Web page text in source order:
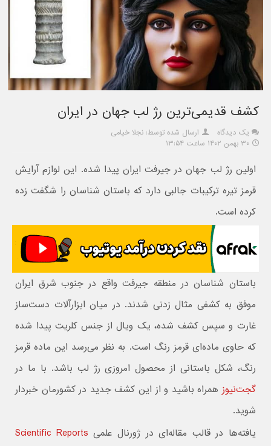
کشف قدیمی‌ترین رژ لب جهان در ایران
یک دیدگاه
ارسال شده توسط: نجلا خیامی
۳۰ بهمن ۱۴۰۲ ساعت ۱۳:۵۴
اولین رژ لب جهان در جیرفت ایران پیدا شده. این لوازم آرایش
قرمز تیره ترکیبات جالبی دارد که باستان شناسان را شگفت زده
کرده است.
باستان شناسان در منطقه جیرفت واقع در جنوب شرق ایران
موفق به کشفی مثال زدنی شدند. در میان ابزارآلات دست‌ساز
غارت و سپس کشف شده، یک ویال از جنس کلریت پیدا شده
که حاوی ماده‌ای قرمز رنگ است. به نظر می‌رسد این ماده قرمز
رنگ، شکل باستانی از محصول امروزی رژ لب باشد. با ما در
گجت‌نیوز همراه باشید و از این کشف جدید در کشورمان خبردار
شوید.
یافته‌ها در قالب مقاله‌ای در ژورنال علمی Scientific Reports